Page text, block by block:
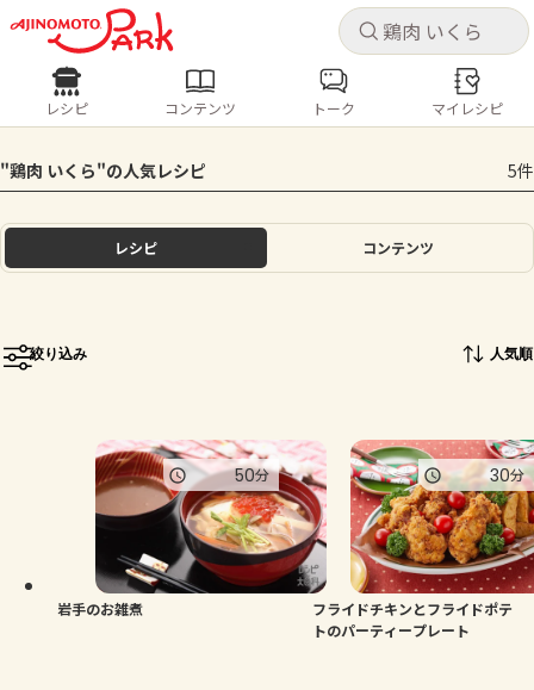
キャ
ログインするとレシピを保存できます
ログイン
ホーム
トーク
よくあるお問い合わせ
お買い物
キャ
レシピ コンテンツ
人気の食材・レシピ
きゅうり なす トマト とうもろこし
ピーマン
レシピ コンテンツ トーク マイレシピ
"鶏肉 いくら"の人気レシピ 5件
レシピ コンテンツ
絞り込み 人気順
岩手のお雑煮
50分
フライドチキンとフライドポテ
トのパーティープレート
30分